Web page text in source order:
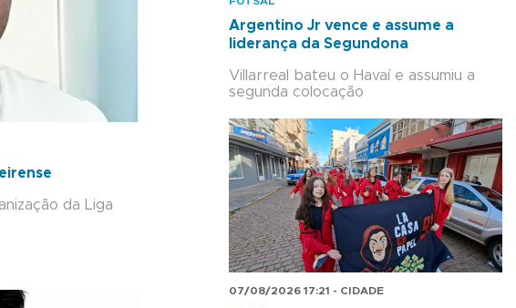
da Liga
Argentino Jr vence e assume a
liderança da Segundona
Villarreal bateu o Havaí e assumiu a
segunda colocação
07/08/2026 17:21 - CIDADE